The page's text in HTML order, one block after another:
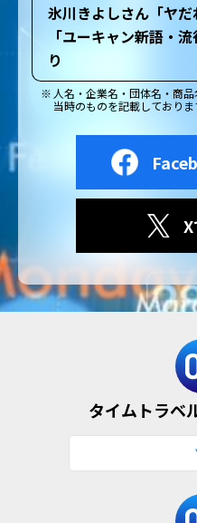
氷川きよしさん「ヤ
「ユーキャン新語・
り
人名・企業名・団体名・商品
当時のものを記載しておりま
タイムトラベ